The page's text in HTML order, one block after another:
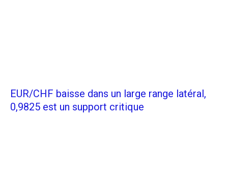
EUR/CHF baisse dans un large range latéral,
0,9825 est un support critique